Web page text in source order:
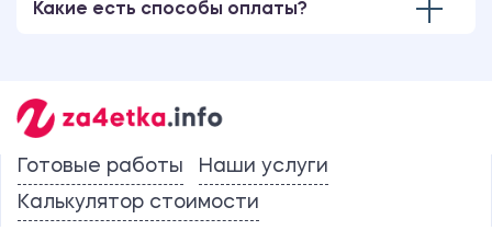
Какие есть способы оплаты?
Готовые работы
Наши услуги
Калькулятор стоимости